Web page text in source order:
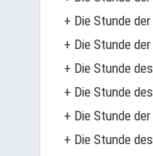
+ Die Stunde der
+ Die Stunde der
+ Die Stunde des
+ Die Stunde des
+ Die Stunde der
+ Die Stunde des